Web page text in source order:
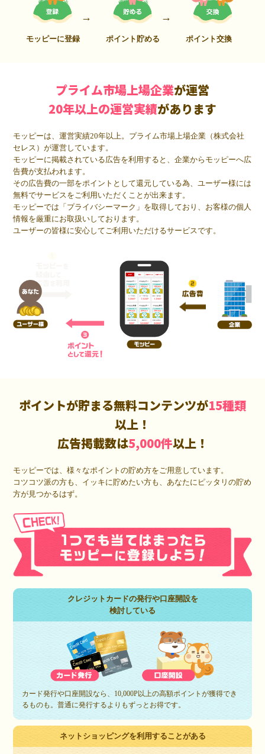
モッピーに登録 ポイント貯める ポイント交換
プライム市場上場企業が運営
20年以上の運営実績があります
モッピーは、運営実績20年以上。プライム市場上場企業（株式会社
セレス）が運営しています。
モッピーに掲載されている広告を利用すると、企業からモッピーへ広
告費が支払われます。
その広告費の一部をポイントとして還元している為、ユーザー様には
無料でサービスをご利用いただくことが出来ます。
モッピーでは「プライバシーマーク」を取得しており、お客様の個人
情報を厳重にお取扱いしております。
ユーザーの皆様に安心してご利用いただけるサービスです。
ポイントが貯まる無料コンテンツが15種類
以上！
広告掲載数は5,000件以上！
モッピーでは、様々なポイントの貯め方をご用意しています。
コツコツ派の方も、イッキに貯めたい方も、あなたにピッタリの貯め
方が見つかるはず。
クレジットカードの発行や口座開設を
検討している
カード発行や口座開設なら、10,000P以上の高額ポイントが獲得でき
るものも。普通に発行するよりもずっとお得です。
ネットショッピングを利用することがある